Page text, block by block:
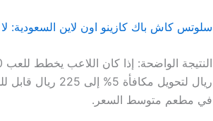
سلوتس كاش باك كازينو اون لاين السعودية:
ريال لتحويل
في مطعم متوسط السعر.